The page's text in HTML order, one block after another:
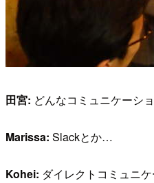
田宮: どんなコミュニケーシ
Marissa: Slackとか…
Kohei: ダイレクトコミュニケ